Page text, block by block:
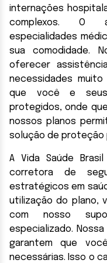
internações
complexos. O
especialidades
sua comodidade.
oferecer
necessidades muito
que você e seus
protegidos, onde
nossos planos
solução de proteção
A Vida Saúde
corretora de
estratégicos em
utilização do plano,
com nosso
especializado.
garantem que
necessárias. Isso o